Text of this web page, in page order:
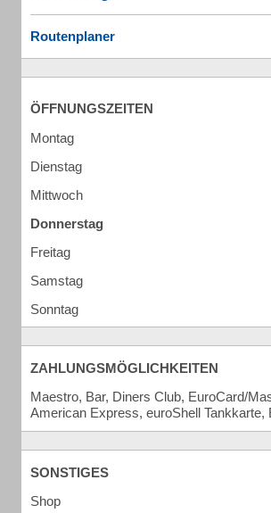
Routenplaner
ÖFFNUNGSZEITEN
Montag
Dienstag
Mittwoch
Donnerstag
Freitag
Samstag
Sonntag
ZAHLUNGSMÖGLICHKEITEN
Maestro, Bar, Diners Club, EuroCard/
American Express, euroShell Tankkarte,
SONSTIGES
Shop